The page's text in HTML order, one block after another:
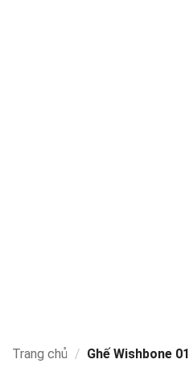
Trang chủ / Ghế Wishbone 01